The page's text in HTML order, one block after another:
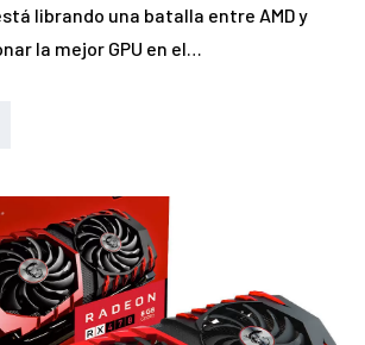
librando una batalla entre AMD y
la mejor GPU en el…